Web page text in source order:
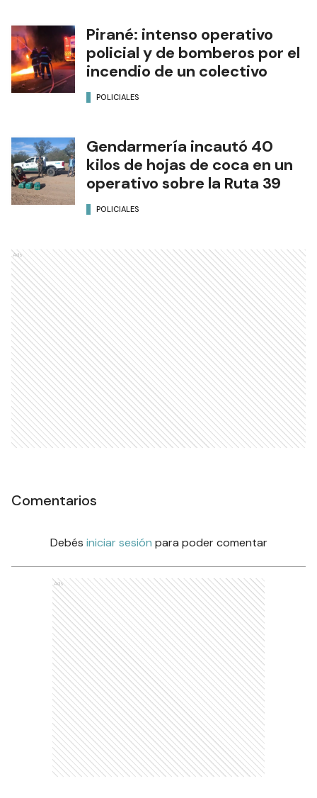
Pirané: intenso operativo
policial y de bomberos por el
incendio de un colectivo
POLICIALES
Gendarmería incautó 40
kilos de hojas de coca en un
operativo sobre la Ruta 39
POLICIALES
Ads
Comentarios
Debés iniciar sesión para poder comentar
Ads